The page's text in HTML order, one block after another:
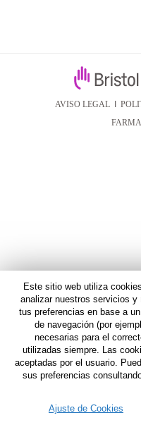
AVISO LEGAL
Este sitio web utiliza
analizar nuestros servicios y
tus preferencias en base a
de navegación (por
necesarias para el
utilizadas siempre. Las
aceptadas por el usuario.
sus preferencias
Ajuste de Cookies